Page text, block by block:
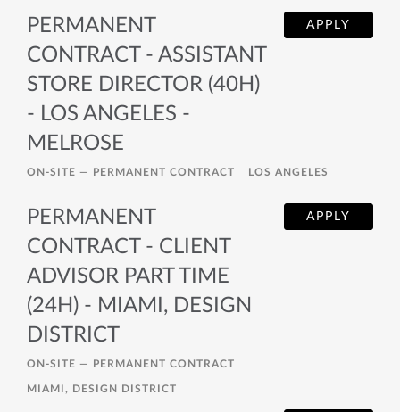
APPLY
PERMANENT
CONTRACT - ASSISTANT
STORE DIRECTOR (40H)
- LOS ANGELES -
MELROSE
ON-SITE — PERMANENT CONTRACT LOS ANGELES
APPLY
PERMANENT
CONTRACT - CLIENT
ADVISOR PART TIME
(24H) - MIAMI, DESIGN
DISTRICT
ON-SITE — PERMANENT CONTRACT
MIAMI, DESIGN DISTRICT